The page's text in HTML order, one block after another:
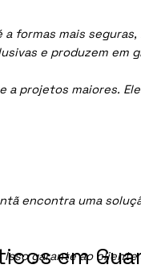
formas mais
e produzem em
a projetos maiores.
encontra uma
garante ao
em